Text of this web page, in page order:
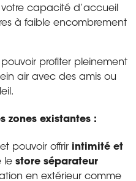
capacité d’accueil
à faible encombrement
profiter pleinement
air avec des amis ou
zones existantes :
pouvoir offrir intimité et
le store séparateur
en extérieur comme